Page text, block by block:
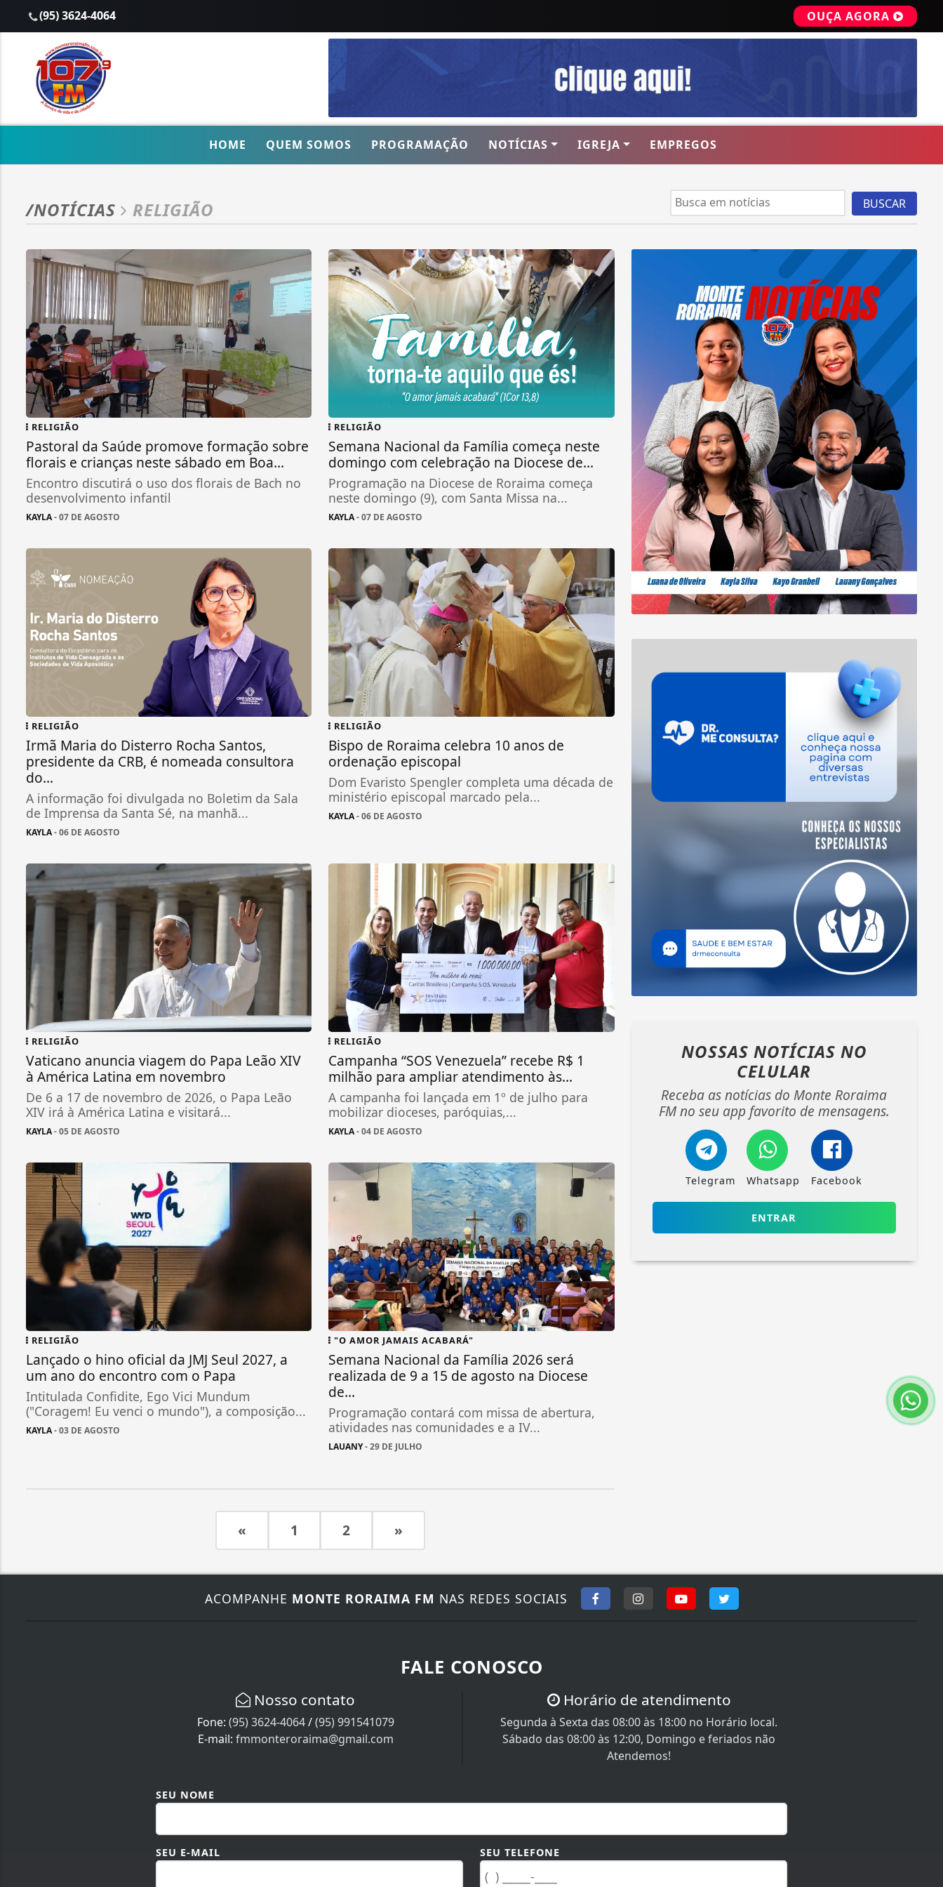
(95) 3624-4064 OUÇA AGORA
HOME QUEM SOMOS PROGRAMAÇÃO NOTÍCIAS IGREJA EMPREGOS
/NOTÍCIAS RELIGIÃO BUSCAR
RELIGIÃO
Pastoral da Saúde promove formação sobre
florais e crianças neste sábado em Boa...
Encontro discutirá o uso dos florais de Bach no
desenvolvimento infantil
KAYLA- 07 DE AGOSTO
RELIGIÃO
Semana Nacional da Família começa neste
domingo com celebração na Diocese de...
Programação na Diocese de Roraima começa
neste domingo (9), com Santa Missa na...
KAYLA- 07 DE AGOSTO
RELIGIÃO
Irmã Maria do Disterro Rocha Santos,
presidente da CRB, é nomeada consultora
do...
A informação foi divulgada no Boletim da Sala
de Imprensa da Santa Sé, na manhã...
KAYLA- 06 DE AGOSTO
RELIGIÃO
Bispo de Roraima celebra 10 anos de
ordenação episcopal
Dom Evaristo Spengler completa uma década de
ministério episcopal marcado pela...
KAYLA- 06 DE AGOSTO
RELIGIÃO
Vaticano anuncia viagem do Papa Leão XIV
à América Latina em novembro
De 6 a 17 de novembro de 2026, o Papa Leão
XIV irá à América Latina e visitará...
KAYLA- 05 DE AGOSTO
RELIGIÃO
Campanha “SOS Venezuela” recebe R$ 1
milhão para ampliar atendimento às...
A campanha foi lançada em 1º de julho para
mobilizar dioceses, paróquias,...
KAYLA- 04 DE AGOSTO
RELIGIÃO
Lançado o hino oficial da JMJ Seul 2027, a
um ano do encontro com o Papa
Intitulada Confidite, Ego Vici Mundum
("Coragem! Eu venci o mundo"), a composição...
KAYLA- 03 DE AGOSTO
"O AMOR JAMAIS ACABARÁ"
Semana Nacional da Família 2026 será
realizada de 9 a 15 de agosto na Diocese
de...
Programação contará com missa de abertura,
atividades nas comunidades e a IV...
LAUANY- 29 DE JULHO
« 1 2 »
NOSSAS NOTÍCIAS NO
CELULAR
Receba as notícias do Monte Roraima
FM no seu app favorito de mensagens.
Telegram Whatsapp Facebook
ENTRAR
ACOMPANHE MONTE RORAIMA FM NAS REDES SOCIAIS
FALE CONOSCO
Nosso contato
Fone: (95) 3624-4064/(95) 991541079
E-mail: fmmonteroraima@gmail.com
Horário de atendimento
Segunda à Sexta das 08:00 às 18:00 no Horário local.
Sábado das 08:00 às 12:00, Domingo e feriados não
Atendemos!
SEU NOME
SEU E-MAIL SEU TELEFONE